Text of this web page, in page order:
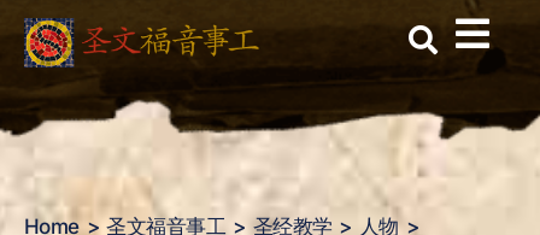
Skip
content
扫罗的王国
Home 圣文福音事工 圣经教学
人物